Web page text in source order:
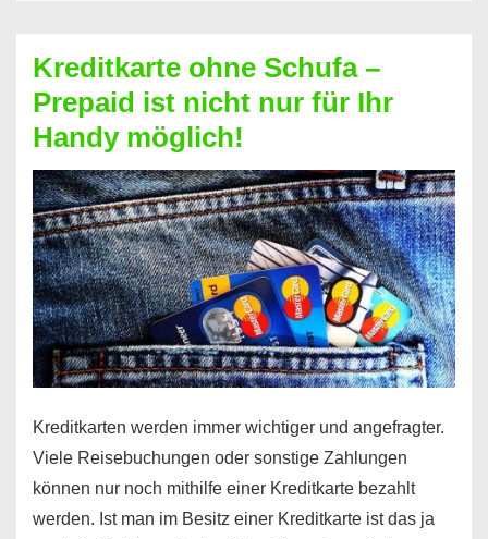
Neueröffnung
trotz
Schufaeintrag
möglich
Kreditkarte ohne Schufa –
Prepaid ist nicht nur für Ihr
Handy möglich!
Kreditkarten werden immer wichtiger und angefragter.
Viele Reisebuchungen oder sonstige Zahlungen
können nur noch mithilfe einer Kreditkarte bezahlt
werden. Ist man im Besitz einer Kreditkarte ist das ja